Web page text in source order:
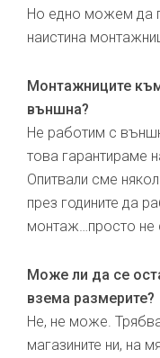
Но едно можем да
наистина
Монтажниците
външна?
Не работим с
това гарантираме
Опитвали сме
през годините да
монтаж…просто не
Може ли да се
взема размерите?
Не, не може.
магазините ни, на